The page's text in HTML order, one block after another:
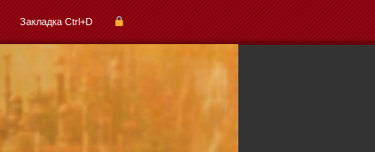
Закладка Ctrl+D